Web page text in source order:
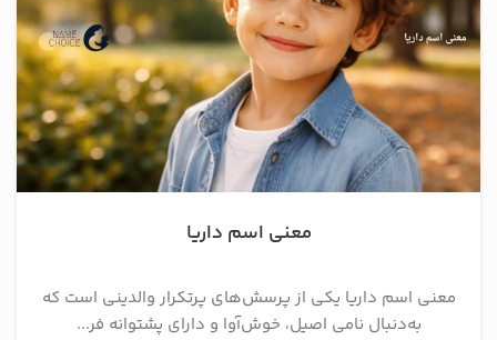
معنی اسم داریا
معنی اسم داریا یکی از پرسش‌های پرتکرار والدینی است که
به‌دنبال نامی اصیل، خوش‌آوا و دارای پشتوانه فر...